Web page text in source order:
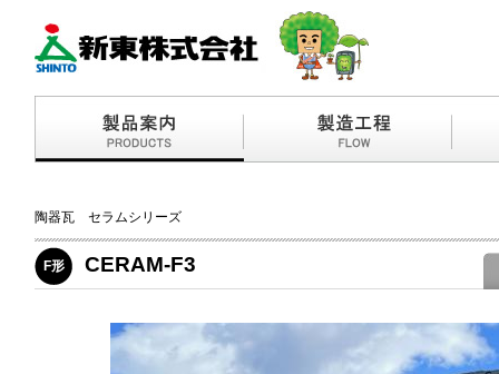
陶器瓦 セラムシリーズ
F形 CERAM-F3